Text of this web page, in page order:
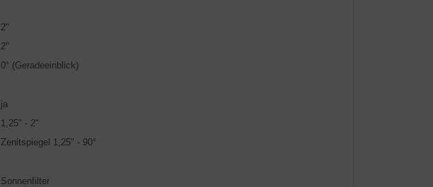
2"
2"
0° (Geradeeinblick)
ja
1,25" - 2"
Zenitspiegel 1,25" - 90°
Sonnenfilter